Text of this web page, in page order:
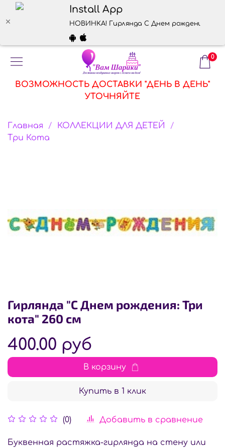
Install App
НОВИНКА! Гирлянда С Днем рождения "Три
0
ВОЗМОЖНОСТЬ ДОСТАВКИ "ДЕНЬ В ДЕНЬ"
УТОЧНЯЙТЕ
Главная
КОЛЛЕКЦИИ ДЛЯ ДЕТЕЙ
Три Кота
Гирлянда "С Днем рождения: Три
кота" 260 см
(0) Добавить в сравнение
400.00 руб
В корзину
Купить в 1 клик
Буквенная растяжка-гирлянда на стену или